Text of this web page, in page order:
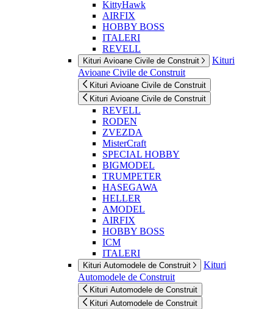
KittyHawk
AIRFIX
HOBBY BOSS
ITALERI
REVELL
Kituri Avioane Civile de Construit
Kituri
Avioane Civile de Construit
Kituri Avioane Civile de Construit
Kituri Avioane Civile de Construit
REVELL
RODEN
ZVEZDA
MisterCraft
SPECIAL HOBBY
BIGMODEL
TRUMPETER
HASEGAWA
HELLER
AMODEL
AIRFIX
HOBBY BOSS
ICM
ITALERI
Kituri Automodele de Construit
Kituri
Automodele de Construit
Kituri Automodele de Construit
Kituri Automodele de Construit